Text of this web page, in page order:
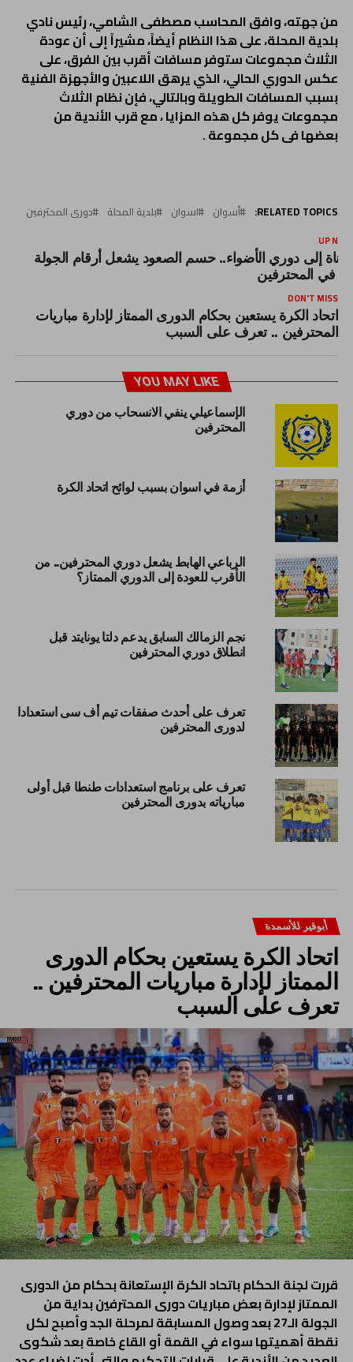
من جهته، وافق المحاسب مصطفى الشامي، رئيس نادي
بلدية المحلة، على هذا النظام أيضاً، مشيراً إلى أن عودة
الثلاث مجموعات ستوفر مسافات أقرب بين الفرق، على
عكس الدوري الحالي، الذي يرهق اللاعبين والأجهزة الفنية
بسبب المسافات الطويلة وبالتالي، فإن نظام الثلاث
مجموعات يوفر كل هذه المزايا ، مع قرب الأندية من
بعضها فى كل مجموعة .
RELATED TOPICS: أسوان اسوان بلدية المحلة دورى المحترفين
UP
إلى دوري الأضواء.. حسم الصعود يشعل أرقام الجولة
DON'T MISS
اتحاد الكرة يستعين بحكام الدورى الممتاز لإدارة مباريات
المحترفين .. تعرف على السبب
YOU MAY LIKE
الإسماعيلي ينفي الانسحاب من دوري
المحترفين
أزمة في اسوان بسبب لوائح اتحاد الكرة
الرباعي الهابط يشعل دوري المحترفين.. من
الأقرب للعودة إلى الدوري الممتاز؟
نجم الزمالك السابق يدعم دلتا يونايتد قبل
انطلاق دوري المحترفين
تعرف على أحدث صفقات تيم أف سى استعدادا
لدورى المحترفين
تعرف على برنامج استعدادات طنطا قبل أولى
مبارياته بدورى المحترفين
أبوقير للأسمدة
اتحاد الكرة يستعين بحكام الدورى
الممتاز لإدارة مباريات المحترفين ..
تعرف على السبب
قررت لجنة الحكام باتحاد الكرة الإستعانة بحكام من الدورى
الممتاز لإدارة بعض مباريات دورى المحترفين بداية من
الجولة الـ27 بعد وصول المسابقة لمرحلة الجد وأصبح لكل
نقطة أهميتها سواء في القمة أو القاع خاصة بعد شكوى